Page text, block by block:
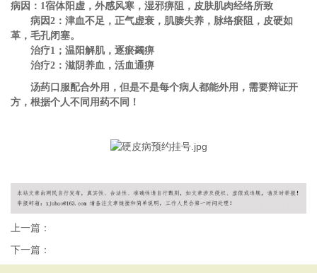
病因：1宿体阳虚，外感风寒，湿邪痹阻，皮肤肌肉经络所致
病因2：津血不足，正气虚衰，肌腠失养，脉络瘀阻，皮硬如
革，毛孔闭塞。
治疗1；温阳解肌，逐瘀蠲痹
治疗2：滋阴养血，活血通痹
汤药口服配合外用，但是不是每个病人都能外用，需要辩证开
方，根据个人不同用药不同！
上一篇：
下一篇：